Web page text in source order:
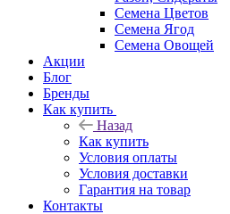
Семена Цветов
Семена Ягод
Семена Овощей
Акции
Блог
Бренды
Как купить
Назад
Как купить
Условия оплаты
Условия доставки
Гарантия на товар
Контакты